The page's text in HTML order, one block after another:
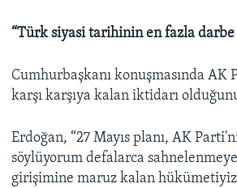
“Türk siyasi tarihinin en fazla
Cumhurbaşkanı konuşmasında
karşı karşıya kalan iktidarı
Erdoğan, “27 Mayıs planı, AK
söylüyorum defalarca
girişimine maruz kalan hükümetiyiz.